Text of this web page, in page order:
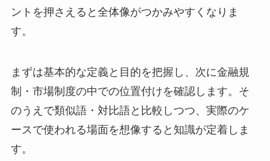
ントを押さえると全体像がつかみやすくなりま
す。
まずは基本的な定義と目的を把握し、次に金融規
制・市場制度の中での位置付けを確認します。そ
のうえで類似語・対比語と比較しつつ、実際のケ
ースで使われる場面を想像すると知識が定着しま
す。